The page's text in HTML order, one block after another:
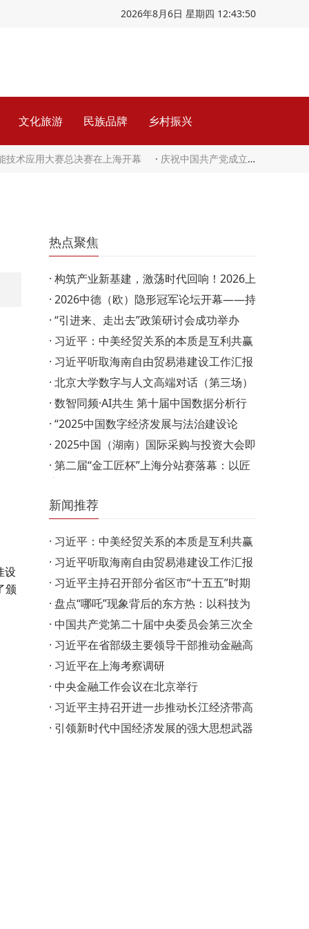
2026年8月6日 星期四 12:43:51
文化旅游 民族品牌 乡村振兴
技术应用大赛总决赛在上海开幕 · 庆祝中国共产党成立105周年音乐会《人民至上》在京举行
设
颁
热点聚焦
· 构筑产业新基建，激荡时代回响！2026上
海门窗幕墙生态周圆…
· 2026中德（欧）隐形冠军论坛开幕——持
续擦亮“中德（欧）…
· “引进来、走出去”政策研讨会成功举办
· 习近平：中美经贸关系的本质是互利共赢
· 习近平听取海南自由贸易港建设工作汇报
并发表重要讲话
· 北京大学数字与人文高端对话（第三场）
活动在京举办
· 数智同频·AI共生 第十届中国数据分析行
业大会引领行业变革…
· “2025中国数字经济发展与法治建设论
坛”在京举行
· 2025中国（湖南）国际采购与投资大会即
将启幕 打造中部开放…
· 第二届“金工匠杯”上海分站赛落幕：以匠
心筑标准，推动…
新闻推荐
· 习近平：中美经贸关系的本质是互利共赢
· 习近平听取海南自由贸易港建设工作汇报
并发表重要讲话
· 习近平主持召开部分省区市“十五五”时期
经济社会发展座…
· 盘点“哪吒”现象背后的东方热：以科技为
媒，传统文化再…
· 中国共产党第二十届中央委员会第三次全
体会议在京举行
· 习近平在省部级主要领导干部推动金融高
质量发展专题研讨…
· 习近平在上海考察调研
· 中央金融工作会议在北京举行
· 习近平主持召开进一步推动长江经济带高
质量发展座谈会并…
· 引领新时代中国经济发展的强大思想武器